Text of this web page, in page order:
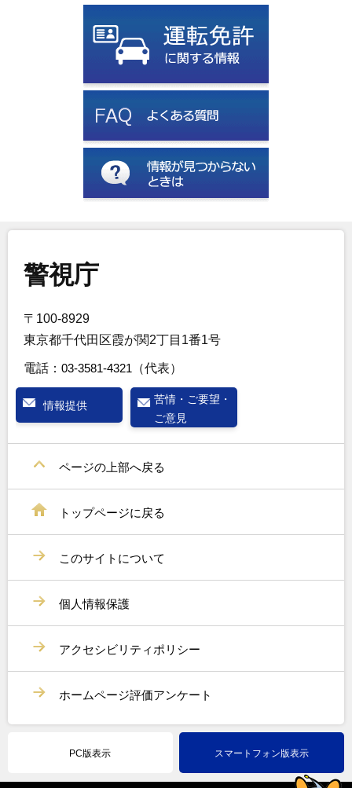
警視庁
〒100-8929
東京都千代田区霞が関2丁目1番1号
電話： 03-3581-4321 （代表）
情報提供
苦情・ご要望・
ご意見
ページの上部へ戻る
トップページに戻る
このサイトについて
個人情報保護
アクセシビリティポリシー
ホームページ評価アンケート
PC版表示 スマートフォン版表示